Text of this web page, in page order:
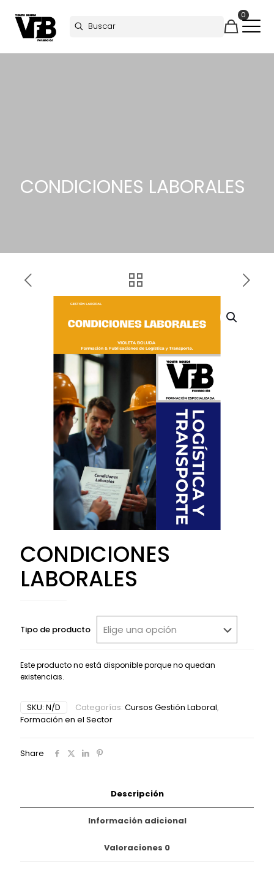
0
CONDICIONES LABORALES
CONDICIONES
LABORALES
Tipo de producto
Este producto no está disponible porque no quedan
existencias.
SKU: N/D Categorías: Cursos Gestión Laboral,
Formación en el Sector
Share
Descripción
Información adicional
Valoraciones 0